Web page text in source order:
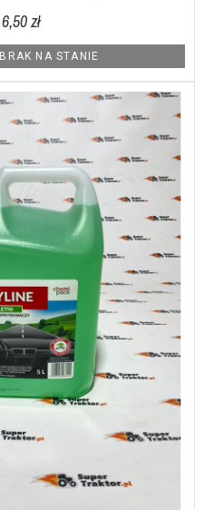
6,50 zł
NA STANIE